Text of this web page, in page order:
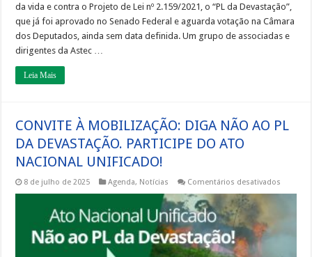
da vida e contra o Projeto de Lei nº 2.159/2021, o “PL da Devastação”,
que já foi aprovado no Senado Federal e aguarda votação na Câmara
dos Deputados, ainda sem data definida. Um grupo de associadas e
dirigentes da Astec …
Leia Mais
CONVITE À MOBILIZAÇÃO: DIGA NÃO AO PL
DA DEVASTAÇÃO. PARTICIPE DO ATO
NACIONAL UNIFICADO!
8 de julho de 2025 Agenda, Notícias Comentários desativados